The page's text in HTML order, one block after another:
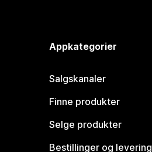
Appkategorier
Salgskanaler
Finne produkter
Selge produkter
Bestillinger og levering